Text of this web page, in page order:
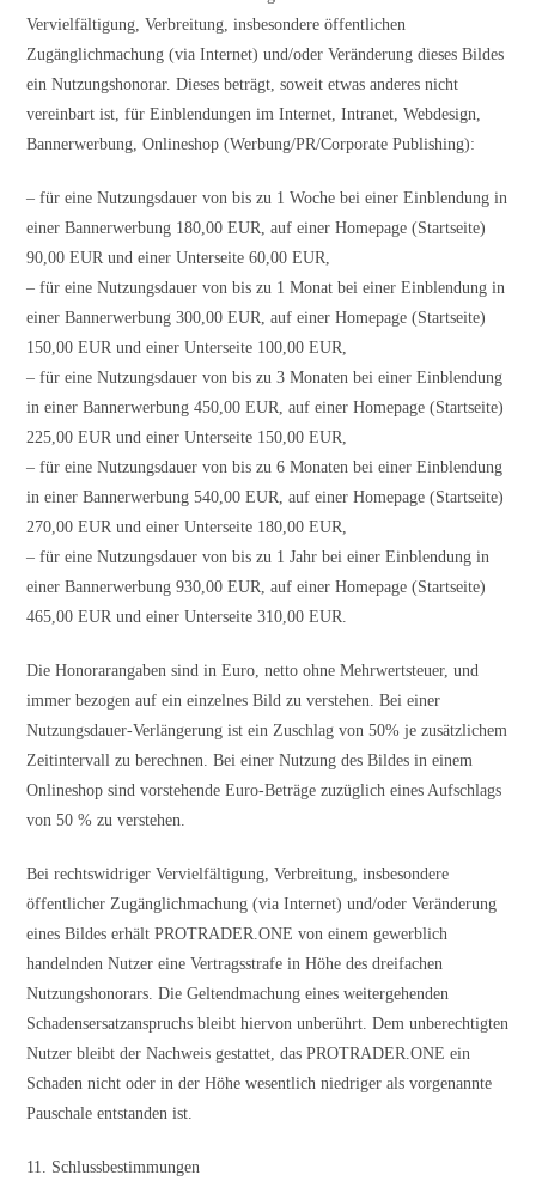
Vervielfältigung, Verbreitung, insbesondere öffentlichen
Zugänglichmachung (via Internet) und/oder Verän­derung dieses Bildes
ein Nutzungshonorar. Dieses beträgt, soweit etwas ande­res nicht
vereinbart ist, für Einblendungen im Internet, Intranet, Webdesign,
Bannerwerbung, Onlineshop (Werbung/PR/Corporate Publishing):
– für eine Nutzungsdauer von bis zu 1 Woche bei einer Einblendung in
einer Bannerwerbung 180,00 EUR, auf einer Homepage (Startseite)
90,00 EUR und einer Unterseite 60,00 EUR,
– für eine Nutzungsdauer von bis zu 1 Monat bei einer Einblendung in
einer Bannerwerbung 300,00 EUR, auf einer Homepage (Startseite)
150,00 EUR und einer Unterseite 100,00 EUR,
– für eine Nutzungsdauer von bis zu 3 Monaten bei einer Einblendung
in einer Bannerwerbung 450,00 EUR, auf einer Homepage (Startseite)
225,00 EUR und einer Unterseite 150,00 EUR,
– für eine Nutzungsdauer von bis zu 6 Monaten bei einer Einblendung
in einer Bannerwerbung 540,00 EUR, auf einer Homepage (Startseite)
270,00 EUR und einer Unterseite 180,00 EUR,
– für eine Nutzungsdauer von bis zu 1 Jahr bei einer Einblendung in
einer Bannerwerbung 930,00 EUR, auf einer Homepage (Startseite)
465,00 EUR und einer Unterseite 310,00 EUR.
Die Honorarangaben sind in Euro, netto ohne Mehrwertsteuer, und
immer bezogen auf ein einzelnes Bild zu verstehen. Bei einer
Nutzungsdauer-Verlängerung ist ein Zuschlag von 50% je zusätzlichem
Zeitintervall zu berechnen. Bei einer Nutzung des Bildes in einem
Onlineshop sind vorstehende Euro-Beträge zuzüglich eines Aufschlags
von 50 % zu verstehen.
Bei rechtswidriger Vervielfältigung, Verbreitung, insbesondere
öffentlicher Zugänglichmachung (via Internet) und/oder Verän­derung
eines Bildes erhält PROTRADER.ONE von einem gewerblich
handelnden Nutzer eine Vertragsstrafe in Höhe des dreifachen
Nutzungshonorars. Die Geltendmachung eines weitergehenden
Schadensersatzanspruchs bleibt hiervon unberührt. Dem unberechtigten
Nutzer bleibt der Nachweis gestattet, das PROTRADER.ONE ein
Schaden nicht oder in der Höhe wesentlich niedriger als vorgenannte
Pauschale entstanden ist.
11. Schlussbestimmungen